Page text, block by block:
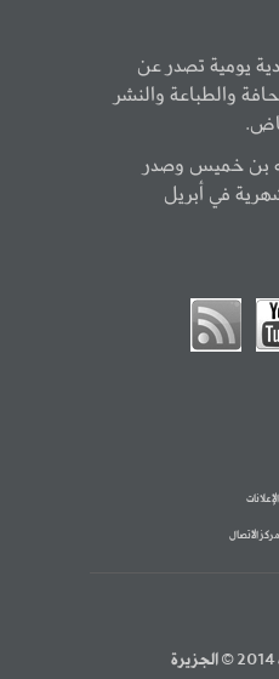
يومية تصدر عن
والطباعة والنشر
بن خميس وصدر
في أبريل
الإعلانات
مركز الاتصال